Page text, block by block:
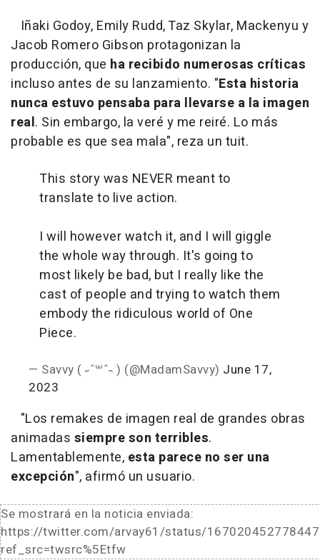
Iñaki Godoy, Emily Rudd, Taz Skylar, Mackenyu y
Jacob Romero Gibson protagonizan la
producción, que ha recibido numerosas críticas
incluso antes de su lanzamiento. "Esta historia
nunca estuvo pensaba para llevarse a la imagen
real. Sin embargo, la veré y me reiré. Lo más
probable es que sea mala", reza un tuit.
This story was NEVER meant to
translate to live action.
I will however watch it, and I will giggle
the whole way through. It's going to
most likely be bad, but I really like the
cast of people and trying to watch them
embody the ridiculous world of One
Piece.
— Savvy ( ˶ˆ꒳ˆ˵ ) (@MadamSavvy) June 17,
2023
"Los remakes de imagen real de grandes obras
animadas siempre son terribles.
Lamentablemente, esta parece no ser una
excepción", afirmó un usuario.
Se mostrará en la noticia enviada:
https://twitter.com/arvay61/status/
ref_src=twsrc%5Etfw